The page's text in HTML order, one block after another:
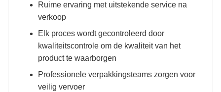
Ruime ervaring met uitstekende service na
verkoop
Elk proces wordt gecontroleerd door
kwaliteitscontrole om de kwaliteit van het
product te waarborgen
Professionele verpakkingsteams zorgen voor
veilig vervoer